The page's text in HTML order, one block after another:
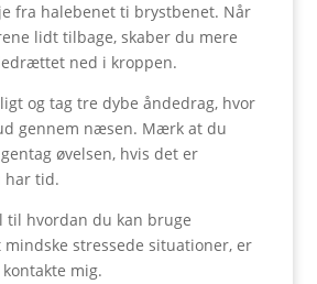
fra halebenet ti brystbenet. Når
lidt tilbage, skaber du mere
ned i kroppen.
og tag tre dybe åndedrag, hvor
gennem næsen. Mærk at du
øvelsen, hvis det er
har tid.
til hvordan du kan bruge
stressede situationer, er
mig.